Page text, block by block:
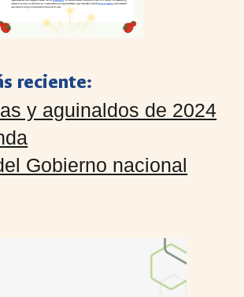
reciente:
y aguinaldos de 2024
Gobierno nacional